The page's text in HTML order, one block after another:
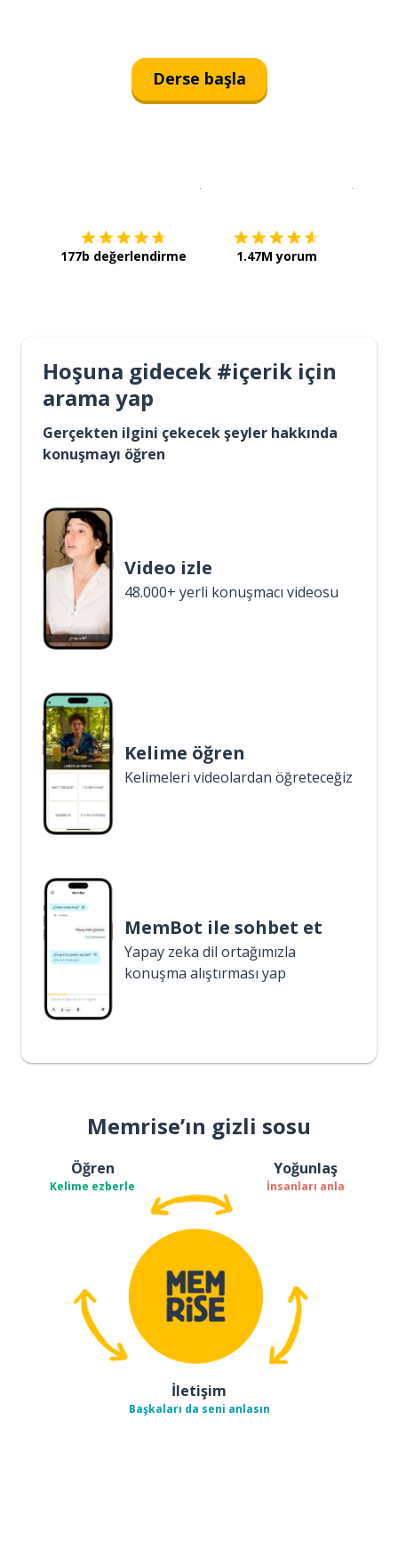
Derse başla
177b değerlendirme 1.47M yorum
Hoşuna gidecek #içerik için
arama yap
Gerçekten ilgini çekecek şeyler hakkında
konuşmayı öğren
Video izle
48.000+ yerli konuşmacı videosu
Kelime öğren
Kelimeleri videolardan öğreteceğiz
MemBot ile sohbet et
Yapay zeka dil ortağımızla
konuşma alıştırması yap
Memrise’ın gizli sosu
Öğren
Kelime ezberle
Yoğunlaş
İnsanları anla
İletişim
Başkaları da seni anlasın